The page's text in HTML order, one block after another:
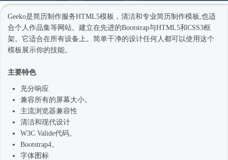
Geeko是简历制作服务HTML5模板 ，清洁和专业简历制作模板,也适
合个人作品集等网站。建立在先进的Bootstrap与HTML5和CSS3框
架。它适合在所有设备上。简单干净的设计任何人都可以使用这个
模板展示你的技能。
主要特色
充分响应
兼容所有的屏幕大小。
主流浏览器兼容性
清洁和现代设计
W3C Valide代码。
Bootstrap4。
字体图标